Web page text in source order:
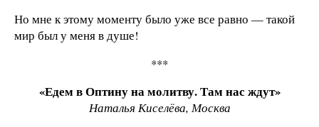
Но мне к этому моменту было уже все равно — такой
мир был у меня в душе!
***
«Едем в Оптину на молитву. Там нас ждут»
Наталья Киселёва, Москва